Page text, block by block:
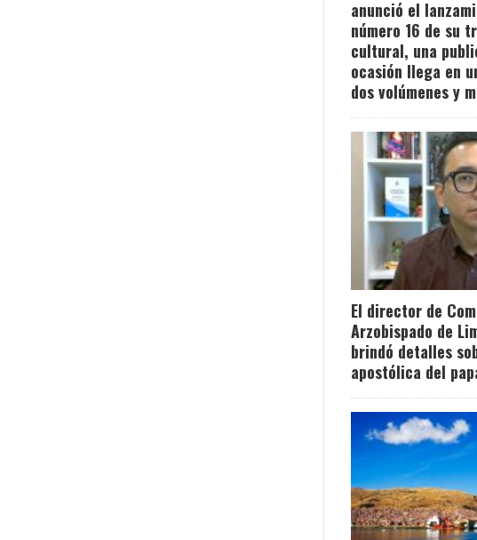
anunció el
número 16 de su
cultural, una
ocasión llega en
dos volúmenes y
El director de
Arzobispado de
brindó detalles
apostólica del